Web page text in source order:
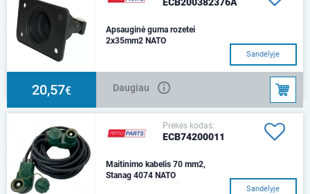
Apsauginė guma rozetei
2x35mm2 NATO
Sandėlyje
20,57€ Daugiau
Prekės kodas:
ECB74200011
Maitinimo kabelis 70 mm2,
Stanag 4074 NATO
2 polių L=6mJungtis Stanag
Sandėlyje